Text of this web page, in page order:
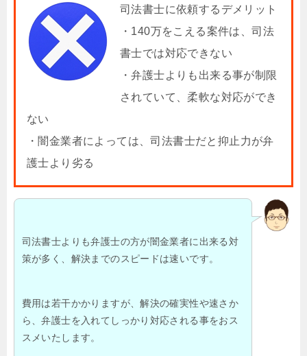
司法書士に依頼するデメリット
・140万をこえる案件は、司法
書士では対応できない
・弁護士よりも出来る事が制限
されていて、柔軟な対応ができ
ない
・闇金業者によっては、司法書士だと抑止力が弁
護士より劣る
司法書士よりも弁護士の方が闇金業者に出来る対
策が多く、解決までのスピードは速いです。
費用は若干かかりますが、解決の確実性や速さか
ら、弁護士を入れてしっかり対応される事をおス
スメいたします。